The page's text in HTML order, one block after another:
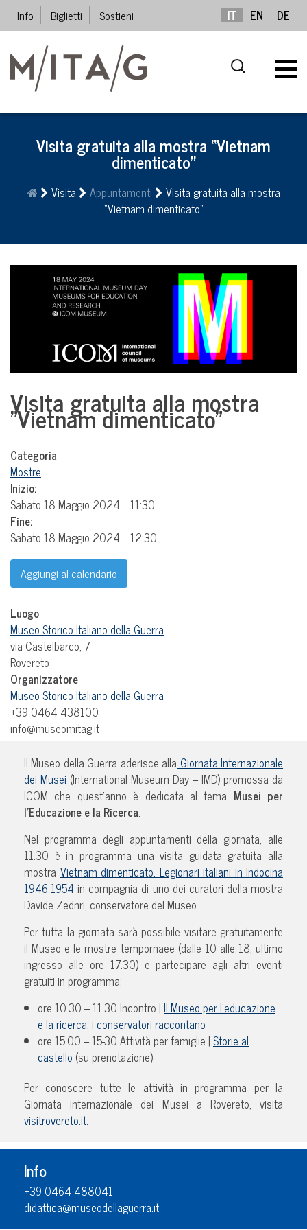
Info Biglietti Sostieni IT EN DE
Visita gratuita alla mostra “Vietnam
dimenticato”
Visita Appuntamenti
Visita gratuita alla mostra
“Vietnam dimenticato”
Visita gratuita alla mostra
"Vietnam dimenticato"
Categoria
Mostre
Inizio:
Sabato 18 Maggio 2024
11:30
Fine:
Sabato 18 Maggio 2024
12:30
Aggiungi al calendario
Luogo
Museo Storico Italiano della Guerra
via Castelbarco, 7
Rovereto
Organizzatore
Museo Storico Italiano della Guerra
+39 0464 438100
info@museomitag.it
Il Museo della Guerra aderisce alla Giornata Internazionale
dei Musei (International Museum Day – IMD) promossa da
ICOM che quest’anno è dedicata al tema Musei per
l’Educazione e la Ricerca.
Nel programma degli appuntamenti della giornata, alle
11.30 è in programma una visita guidata gratuita alla
mostra Vietnam dimenticato. Legionari italiani in Indocina
1946-1954 in compagnia di uno dei curatori della mostra
Davide Zednri, conservatore del Museo.
Per tutta la giornata sarà possibile visitare gratuitamente
il Museo e le mostre tempornaee (dalle 10 alle 18, ultimo
ingresso alle ore 17.30) e partecipare agli altri eventi
gratuiti in programma:
ore 10.30 – 11.30 Incontro |Il Museo per l’educazione
e la ricerca: i conservatori raccontano
ore 15.00 – 15-30 Attività per famiglie |Storie al
castello (su prenotazione)
Per conoscere tutte le attività in programma per la
Giornata internazionale dei Musei a Rovereto, visita
visitrovereto.it.
Info
+39 0464 488041
didattica@museodellaguerra.it